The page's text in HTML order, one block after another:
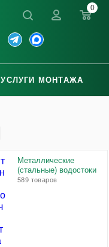
0
УСЛУГИ МОНТАЖА
Металлические
(стальные) водостоки
589 товаров